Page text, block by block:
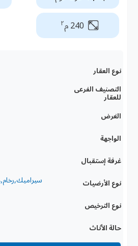
240 م ٢
نوع العقار
التصنيف الفرعى
للعقار
الغرض
الواجهة
غرفة إستقبال
نوع الأرضيات
نوع الترخيص
حالة الأثاث